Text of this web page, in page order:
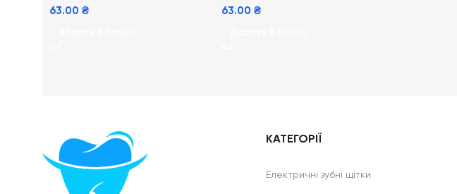
63.00 ₴ 63.00₴
КАТЕГОРІЇ
Електричні зубні щітки